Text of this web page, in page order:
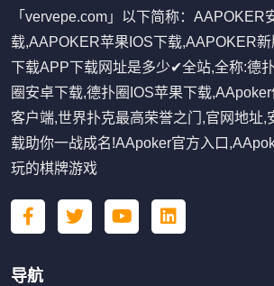
「vervepe.com」以下简称：AAPOKER
载,AAPOKER苹果IOS下载,AAPOKER新
下载APP下载网址是多少✔全站,全称:德
圈安卓下载,德扑圈IOS苹果下载
客户端,世界扑克最高荣誉之门,官网地址,
载助你一战成名!AApoker官方入口
玩的棋牌游戏
导航